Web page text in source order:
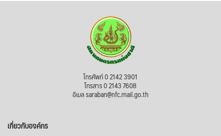
โทรศัพท์ 0 2142 3901
โทรสาร 0 2143 7608
อีเมล saraban@nfc.mail.go.th
เกี่ยวกับองค์กร